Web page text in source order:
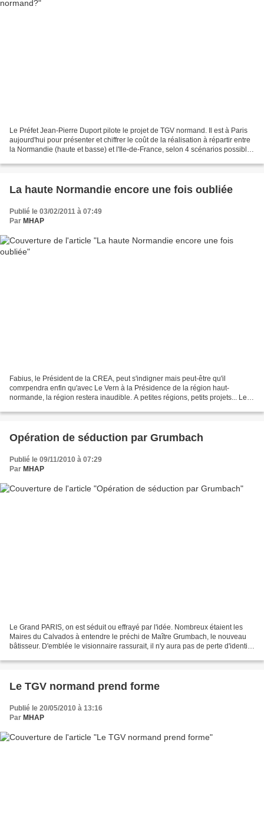
Le Préfet Jean-Pierre Duport pilote le projet de TGV normand. Il est à Paris
aujourd'hui pour présenter et chiffrer le coût de la réalisation à répartir entre
la Normandie (haute et basse) et l'Ile-de-France, selon 4 scénarios possibles
La haute Normandie encore une fois oubliée
Publié le 03/02/2011 à 07:49
Par MHAP
Fabius, le Président de la CREA, peut s'indigner mais peut-être qu'il
comrpendra enfin qu'avec Le Vern à la Présidence de la région haut-
normande, la région restera inaudible. A petites régions, petits projets... Le
Opération de séduction par Grumbach
Publié le 09/11/2010 à 07:29
Par MHAP
Le Grand PARIS, on est séduit ou effrayé par l'idée. Nombreux étaient les
Maires du Calvados à entendre le préchi de Maître Grumbach, le nouveau
bâtisseur. D'emblée le visionnaire rassurait, il n'y aura pas de perte d'identité
Le TGV normand prend forme
Publié le 20/05/2010 à 13:16
Par MHAP